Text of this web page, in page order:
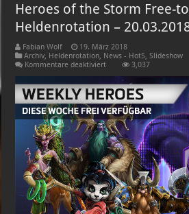
Heroes of the Storm Free-
Heldenrotation –
Fabian Wolf
19. März 2018
Archiv, Heldenrotation, News - HotS,Slideshow
Kommentare deaktiviertfür
of
the
Storm
Free-
to-
Play-
Heldenrotation
–
20.03.2018
–
26.03.2018
3,037